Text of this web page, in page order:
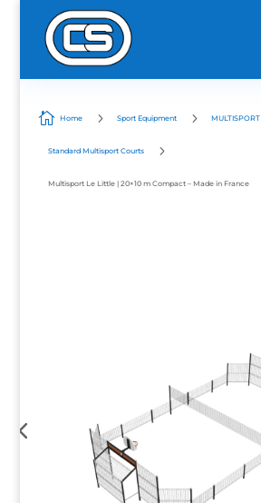
 Home 5 Sport Equipment 5 MULTISPORT
Standard Multisport Courts 5
Multisport Le Little | 20×10 m Compact – Made in France